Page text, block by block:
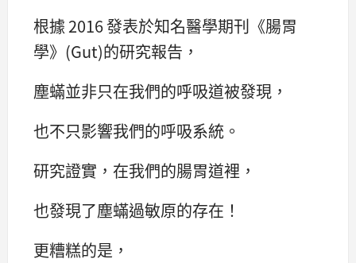
根據 2016 發表於知名醫學期刊《腸胃
學》(Gut)的研究報告，
塵蟎並非只在我們的呼吸道被發現，
也不只影響我們的呼吸系統。
研究證實，在我們的腸胃道裡，
也發現了塵蟎過敏原的存在！
更糟糕的是，